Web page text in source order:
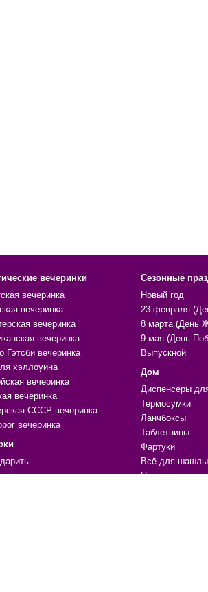
вечеринки
вечеринка
вечеринка
вечеринка
вечеринка
Гэтсби вечеринка
хэллоуина
вечеринка
вечеринка
СССР вечеринка
вечеринка
Сезонные
Новый год
23 февраля
8 марта (День
9 мая (День
Выпускной
Дом
Диспенсеры
Термосумки
Ланчбоксы
Таблетницы
Фартуки
Всё для
Нитяные шторы